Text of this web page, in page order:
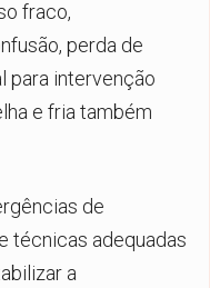
fraco,
perda de
para intervenção
e fria também
de
técnicas adequadas
a